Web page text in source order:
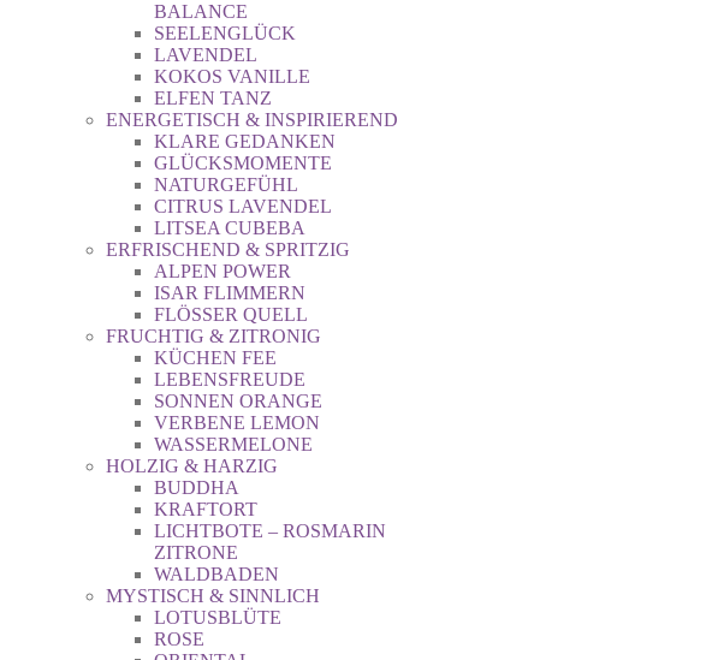
BALANCE
SEELENGLÜCK
LAVENDEL
KOKOS VANILLE
ELFEN TANZ
ENERGETISCH & INSPIRIEREND
KLARE GEDANKEN
GLÜCKSMOMENTE
NATURGEFÜHL
CITRUS LAVENDEL
LITSEA CUBEBA
ERFRISCHEND & SPRITZIG
ALPEN POWER
ISAR FLIMMERN
FLÖSSER QUELL
FRUCHTIG & ZITRONIG
KÜCHEN FEE
LEBENSFREUDE
SONNEN ORANGE
VERBENE LEMON
WASSERMELONE
HOLZIG & HARZIG
BUDDHA
KRAFTORT
LICHTBOTE – ROSMARIN
ZITRONE
WALDBADEN
MYSTISCH & SINNLICH
LOTUSBLÜTE
ROSE